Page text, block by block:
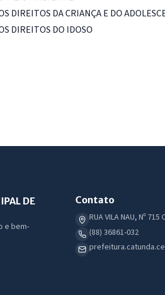
DIREITOS DA CRIANÇA E DO
DIREITOS DO IDOSO
DE
e bem-
Contato
RUA VILA NAU, Nº 715
(88) 36861-032